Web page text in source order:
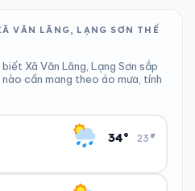
VĂN LÃNG, LẠNG SƠN THẾ
Xã Văn Lãng, Lạng Sơn sắp
cần mang theo áo mưa, tính
34° 23°
▾